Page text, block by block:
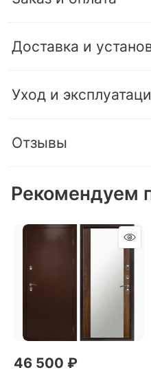
Доставка и
Уход и
Отзывы
Рекомендуем
46 500 ₽